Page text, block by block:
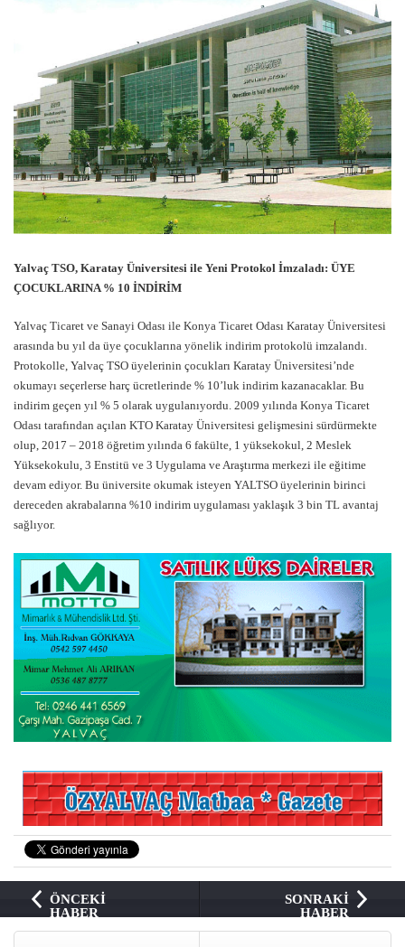
Yalvaç TSO, Karatay Üniversitesi ile Yeni Protokol İmzaladı: ÜYE
ÇOCUKLARINA % 10 İNDİRİM
Yalvaç Ticaret ve Sanayi Odası ile Konya Ticaret Odası Karatay Üniversitesi
arasında bu yıl da üye çocuklarına yönelik indirim protokolü imzalandı.
Protokolle, Yalvaç TSO üyelerinin çocukları Karatay Üniversitesi’nde
okumayı seçerlerse harç ücretlerinde % 10’luk indirim kazanacaklar. Bu
indirim geçen yıl % 5 olarak uygulanıyordu. 2009 yılında Konya Ticaret
Odası tarafından açılan KTO Karatay Üniversitesi gelişmesini sürdürmekte
olup, 2017 – 2018 öğretim yılında 6 fakülte, 1 yüksekokul, 2 Meslek
Yüksekokulu, 3 Enstitü ve 3 Uygulama ve Araştırma merkezi ile eğitime
devam ediyor. Bu üniversite okumak isteyen YALTSO üyelerinin birinci
dereceden akrabalarına %10 indirim uygulaması yaklaşık 3 bin TL avantaj
sağlıyor.
ÖNCEKİ
HABER
SONRAKİ
HABER